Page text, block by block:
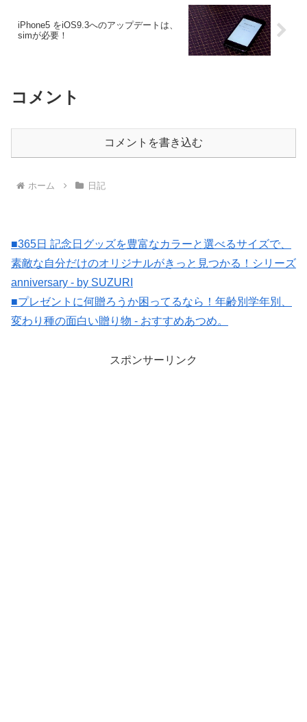
iPhone5 をiOS9.3へのアップデートは、
simが必要！
コメント
コメントを書き込む
ホーム 日記
■365日 記念日グッズを豊富なカラーと選べるサイズで、
素敵な自分だけのオリジナルがきっと見つかる！シリーズ
anniversary - by SUZURI
■プレゼントに何贈ろうか困ってるなら！年齢別学年別、
変わり種の面白い贈り物 - おすすめあつめ。
スポンサーリンク